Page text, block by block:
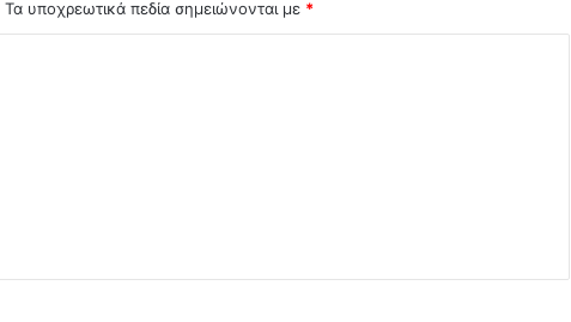
Τα υποχρεωτικά πεδία σημειώνονται με *